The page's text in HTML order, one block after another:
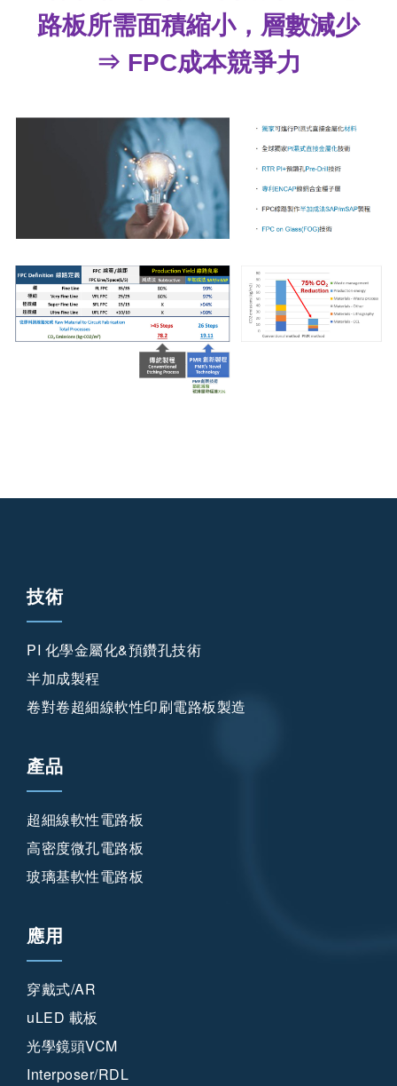
路板所需面積縮小，層數減少
⇒ FPC成本競爭力
技術
PI 化學金屬化&預鑽孔技術
半加成製程
卷對卷超細線軟性印刷電路板製造
產品
超細線軟性電路板
高密度微孔電路板
玻璃基軟性電路板
應用
穿戴式/AR
uLED 載板
光學鏡頭VCM
Interposer/RDL